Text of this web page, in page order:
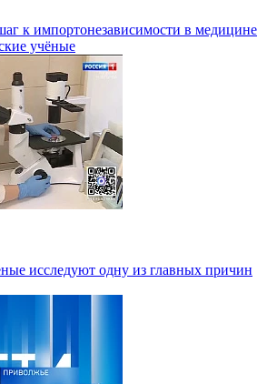
к импортонезависимости в медицине
учёные
исследуют одну из главных причин